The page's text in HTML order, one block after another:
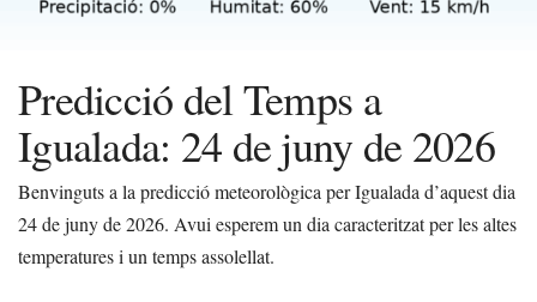
Predicció del Temps a
Igualada: 24 de juny de 2026
Benvinguts a la predicció meteorològica per Igualada d’aquest dia
24 de juny de 2026. Avui esperem un dia caracteritzat per les altes
temperatures i un temps assolellat.